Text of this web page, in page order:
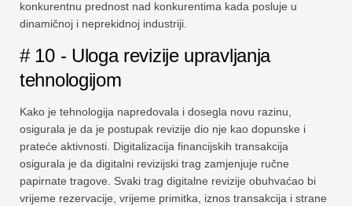
konkurentnu prednost nad konkurentima kada posluje u
dinamičnoj i neprekidnoj industriji.
# 10 - Uloga revizije upravljanja
tehnologijom
Kako je tehnologija napredovala i dosegla novu razinu,
osigurala je da je postupak revizije dio nje kao dopunske i
prateće aktivnosti. Digitalizacija financijskih transakcija
osigurala je da digitalni revizijski trag zamjenjuje ručne
papirnate tragove. Svaki trag digitalne revizije obuhvaćao bi
vrijeme rezervacije, vrijeme primitka, iznos transakcija i strane